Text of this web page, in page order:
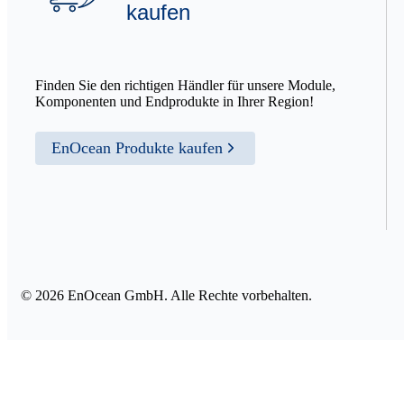
kaufen
Finden Sie den richtigen Händler für unsere Module,
Komponenten und Endprodukte in Ihrer Region!
EnOcean Produkte kaufen
© 2026 EnOcean GmbH. Alle Rechte vorbehalten.